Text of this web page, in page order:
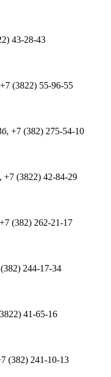
43-28-43
(3822) 55-96-55
+7 (382) 275-54-10
(3822) 42-84-29
(382) 262-21-17
244-17-34
41-65-16
(382) 241-10-13